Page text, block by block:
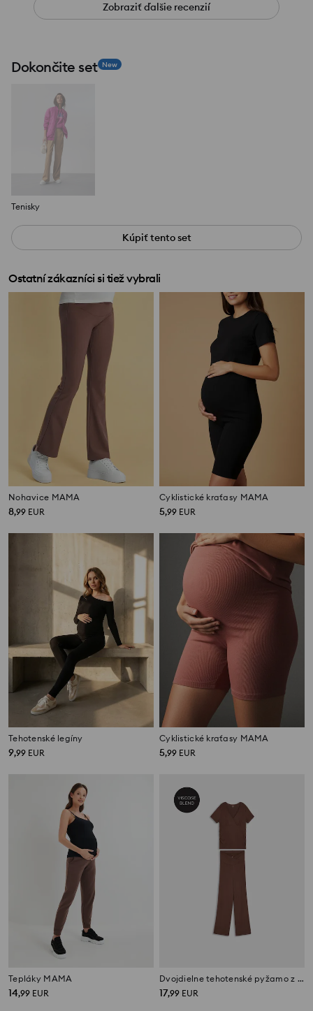
Zobraziť ďalšie recenzií
Dokončite set New
Tenisky
Kúpiť tento set
Ostatní zákazníci si tiež vybrali
Nohavice MAMA
8,99 EUR
Cyklistické kraťasy MAMA
5,99 EUR
Tehotenské legíny
9,99 EUR
Cyklistické kraťasy MAMA
5,99 EUR
Tepláky MAMA
14,99 EUR
Dvojdielne tehotenské pyžamo z viskózy
17,99 EUR